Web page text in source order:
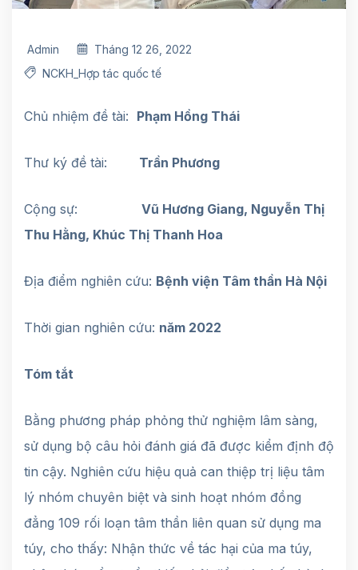
Admin
Tháng 12 26, 2022
NCKH_Hợp tác quốc tế
Chủ nhiệm đề tài: Phạm Hồng Thái
Thư ký đề tài: Trần Phương
Cộng sự: Vũ Hương Giang, Nguyễn Thị
Thu Hằng, Khúc Thị Thanh Hoa
Địa điểm nghiên cứu: Bệnh viện Tâm thần Hà Nội
Thời gian nghiên cứu: năm 2022
Tóm tắt
Bằng phương pháp phỏng thử nghiệm lâm sàng,
sử dụng bộ câu hỏi đánh giá đã được kiểm định độ
tin cậy. Nghiên cứu hiệu quả can thiệp trị liệu tâm
lý nhóm chuyên biệt và sinh hoạt nhóm đồng
đẳng 109 rối loạn tâm thần liên quan sử dụng ma
túy, cho thấy: Nhận thức về tác hại của ma túy,